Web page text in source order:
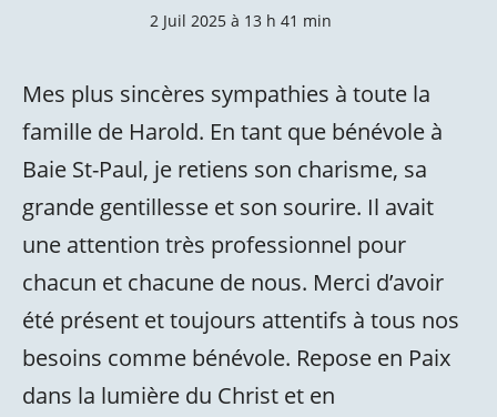
2 Juil 2025 à 13 h 41 min
Mes plus sincères sympathies à toute la
famille de Harold. En tant que bénévole à
Baie St-Paul, je retiens son charisme, sa
grande gentillesse et son sourire. Il avait
une attention très professionnel pour
chacun et chacune de nous. Merci d’avoir
été présent et toujours attentifs à tous nos
besoins comme bénévole. Repose en Paix
dans la lumière du Christ et en